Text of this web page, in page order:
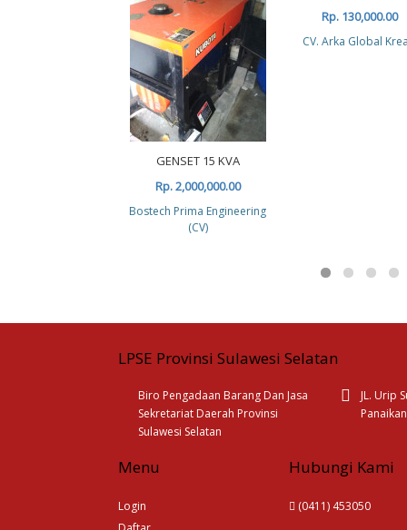
GENSET 15 KVA
Rp. 2,000,000.00
Bostech Prima Engineering
(CV)
Rp. 130,000.00
CV. Arka Global
LPSE Provinsi Sulawesi Selatan
Biro Pengadaan Barang Dan Jasa
Sekretariat Daerah Provinsi
Sulawesi Selatan
JL. Urip
Menu
Login
Hubungi Kami
(0411) 453050